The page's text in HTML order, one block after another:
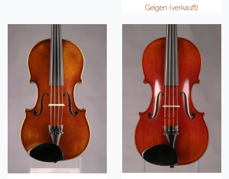
Geigen (verkauft)